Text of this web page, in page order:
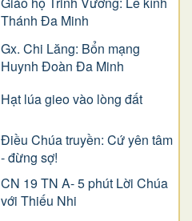
Thánh Đa Minh
Gx. Chi Lăng: Bổn mạng
Huynh Đoàn Đa Minh
Hạt lúa gieo vào lòng đất
Điều Chúa truyền: Cứ yên tâm
- đừng sợ!
CN 19 TN A- 5 phút Lời Chúa
với Thiếu Nhi